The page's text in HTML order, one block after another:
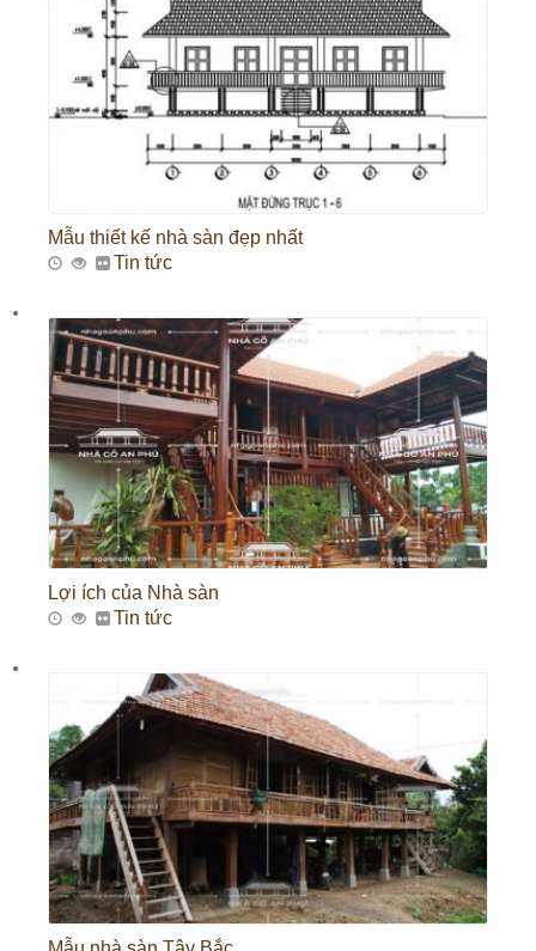
Mẫu thiết kế nhà sàn đẹp nhất
Tin tức
Lợi ích của Nhà sàn
Tin tức